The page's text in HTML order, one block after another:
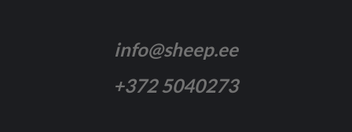
info@sheep.ee
+372 5040273